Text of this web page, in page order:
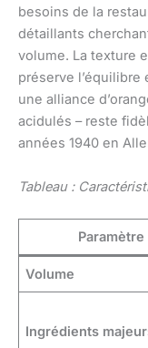
besoins de la
détaillants
volume. La texture
préserve
une alliance
acidulés – reste
années 1940 en
Tableau :
Paramètre
Volume
Ingrédients